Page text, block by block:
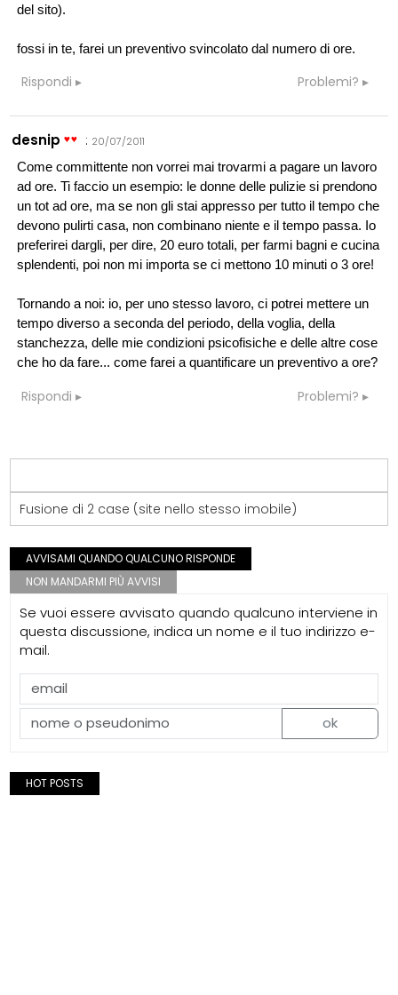
del sito).
fossi in te, farei un preventivo svincolato dal numero di ore.
Rispondi Problemi?
desnip : 20/07/2011
Come committente non vorrei mai trovarmi a pagare un lavoro
ad ore. Ti faccio un esempio: le donne delle pulizie si prendono
un tot ad ore, ma se non gli stai appresso per tutto il tempo che
devono pulirti casa, non combinano niente e il tempo passa. Io
preferirei dargli, per dire, 20 euro totali, per farmi bagni e cucina
splendenti, poi non mi importa se ci mettono 10 minuti o 3 ore!
Tornando a noi: io, per uno stesso lavoro, ci potrei mettere un
tempo diverso a seconda del periodo, della voglia, della
stanchezza, delle mie condizioni psicofisiche e delle altre cose
che ho da fare... come farei a quantificare un preventivo a ore?
Rispondi Problemi?
Fusione di 2 case (site nello stesso imobile)
AVVISAMI QUANDO QUALCUNO RISPONDE
NON MANDARMI PIÙ AVVISI
Se vuoi essere avvisato quando qualcuno interviene in
questa discussione, indica un nome e il tuo indirizzo e-
mail.
ok
HOT POSTS